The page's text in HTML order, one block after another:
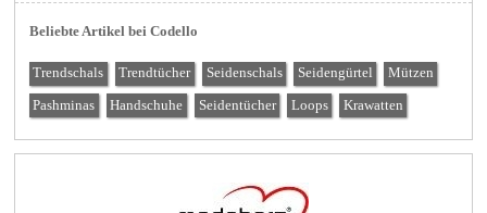
Beliebte Artikel bei Codello
Trendschals Trendtücher Seidenschals Seidengürtel Mützen
Pashminas Handschuhe Seidentücher Loops Krawatten